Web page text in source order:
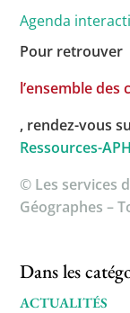
Agenda
Pour retrouver
l’ensemble
, rendez-vous
Ressources-
© Les services
Géographes –
Dans les
ACTUALITÉS